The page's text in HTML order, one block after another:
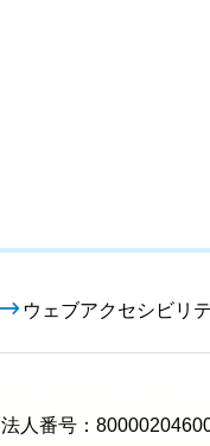
ウェブアクセシビリ
法人番号：